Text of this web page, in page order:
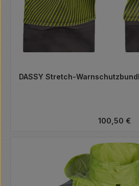
DASSY Stretch-
Regulärer
100,50 €